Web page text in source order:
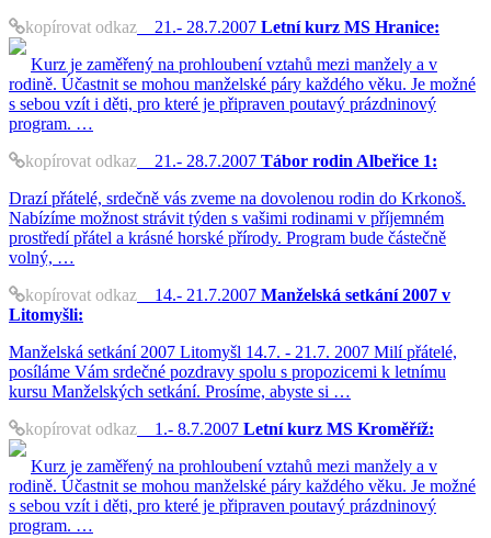
kopírovat odkaz 21.- 28.7.2007 Letní kurz MS Hranice:
Kurz je zaměřený na prohloubení vztahů mezi manžely a v
rodině. Účastnit se mohou manželské páry každého věku. Je možné
s sebou vzít i děti, pro které je připraven poutavý prázdninový
program. …
kopírovat odkaz 21.- 28.7.2007 Tábor rodin Albeřice 1:
Drazí přátelé, srdečně vás zveme na dovolenou rodin do Krkonoš.
Nabízíme možnost strávit týden s vašimi rodinami v příjemném
prostředí přátel a krásné horské přírody. Program bude částečně
volný, …
kopírovat odkaz 14.- 21.7.2007 Manželská setkání 2007 v
Litomyšli:
Manželská setkání 2007 Litomyšl 14.7. - 21.7. 2007 Milí přátelé,
posíláme Vám srdečné pozdravy spolu s propozicemi k letnímu
kursu Manželských setkání. Prosíme, abyste si …
kopírovat odkaz 1.- 8.7.2007 Letní kurz MS Kroměříž:
Kurz je zaměřený na prohloubení vztahů mezi manžely a v
rodině. Účastnit se mohou manželské páry každého věku. Je možné
s sebou vzít i děti, pro které je připraven poutavý prázdninový
program. …